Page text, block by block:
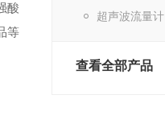
超声波流量计
查看全部产品
酸
等